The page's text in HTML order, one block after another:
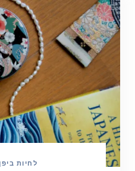
לחיות ביפן